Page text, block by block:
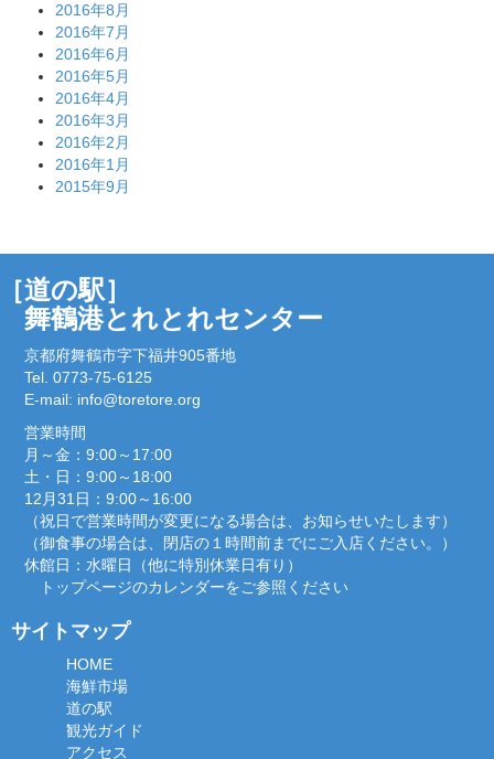
2016年8月
2016年7月
2016年6月
2016年5月
2016年4月
2016年3月
2016年2月
2016年1月
2015年9月
道の駅］
舞鶴港とれとれセンター
京都府舞鶴市字下福井905番地
Tel. 0773-75-6125
E-mail: info@toretore.org
営業時間
月～金：9:00～17:00
土・日：9:00～18:00
12月31日：9:00～16:00
（祝日で営業時間が変更になる場合は、お知らせいたします）
（御食事の場合は、閉店の１時間前までにご入店ください。）
休館日：水曜日（他に特別休業日有り）
トップページのカレンダーをご参照ください
サイトマップ
HOME
海鮮市場
道の駅
観光ガイド
アクセス